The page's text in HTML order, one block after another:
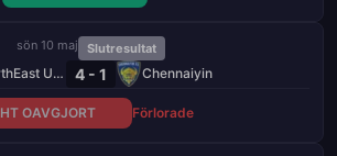
sön 10 maj Slutresultat
NorthEast United 4 - 1 Chennaiyin
HT OAVGJORT Förlorade